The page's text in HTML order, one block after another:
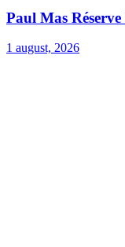
Paul Mas
1 august, 2026